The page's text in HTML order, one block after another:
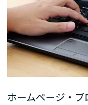
ホームページ・ブ